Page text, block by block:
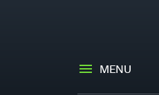
MENU